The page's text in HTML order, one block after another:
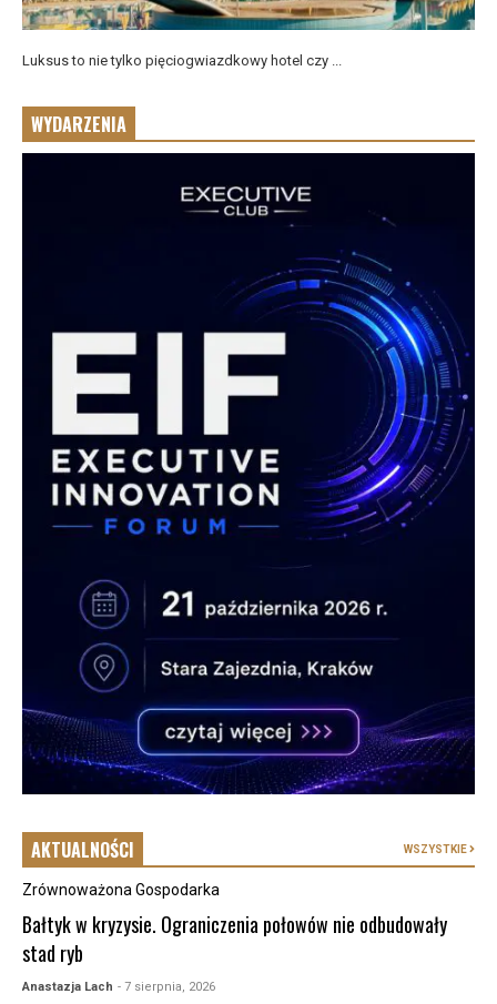
Luksus to nie tylko pięciogwiazdkowy hotel czy ...
WYDARZENIA
AKTUALNOŚCI WSZYSTKIE
Zrównoważona Gospodarka
Bałtyk w kryzysie. Ograniczenia połowów nie odbudowały
stad ryb
Anastazja Lach - 7 sierpnia, 2026